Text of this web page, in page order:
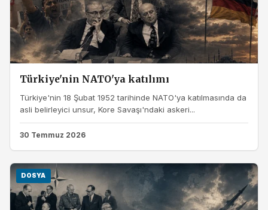
Türkiye'nin NATO'ya katılımı
Türkiye'nin 18 Şubat 1952 tarihinde NATO'ya katılmasında da
asli belirleyici unsur, Kore Savaşı'ndaki askeri...
30 Temmuz 2026
DOSYA